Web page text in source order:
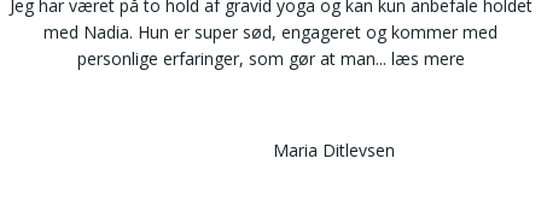
Jeg har været på to hold af gravid yoga og kan kun anbefale holdet
med Nadia. Hun er super sød, engageret og kommer med
personlige erfaringer, som gør at man... læs mere
Maria Ditlevsen